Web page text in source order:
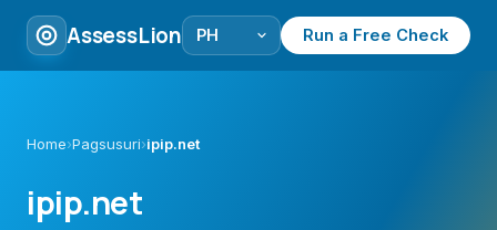
AssessLion Run a Free Check
Home›Pagsusuri›ipip.net
ipip.net